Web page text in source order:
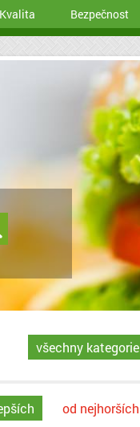
Kvalita Bezpečnost
všechny kategorie
od nejhorších